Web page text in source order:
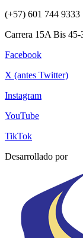
(+57) 601 744 9333
Carrera 15A Bis
Facebook
X (antes Twitter)
Instagram
YouTube
TikTok
Desarrollado por